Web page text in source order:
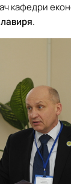
кафедри
.